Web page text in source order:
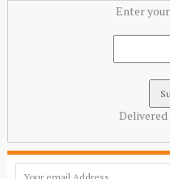
Enter
Delivered